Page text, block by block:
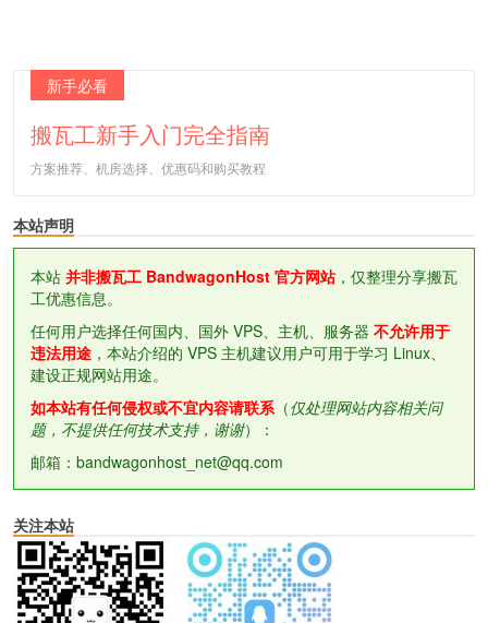
新手必看
搬瓦工新手入门完全指南
方案推荐、机房选择、优惠码和购买教程
本站声明
本站 并非搬瓦工 BandwagonHost 官方网站，仅整理分享搬瓦
工优惠信息。
任何用户选择任何国内、国外 VPS、主机、服务器 不允许用于
违法用途 ，本站介绍的 VPS 主机建议用户可用于学习 Linux、
建设正规网站用途。
如本站有任何侵权或不宜内容请联系（仅处理网站内容相关问
题，不提供任何技术支持，谢谢）：
邮箱：bandwagonhost_net@qq.com
关注本站